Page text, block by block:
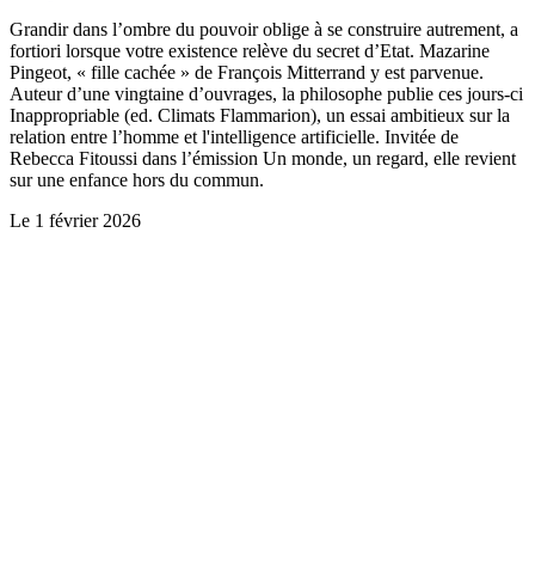
Grandir dans l’ombre du pouvoir oblige à se construire autrement, a
fortiori lorsque votre existence relève du secret d’Etat. Mazarine
Pingeot, « fille cachée » de François Mitterrand y est parvenue.
Auteur d’une vingtaine d’ouvrages, la philosophe publie ces jours-ci
Inappropriable (ed. Climats Flammarion), un essai ambitieux sur la
relation entre l’homme et l'intelligence artificielle. Invitée de
Rebecca Fitoussi dans l’émission Un monde, un regard, elle revient
sur une enfance hors du commun.
Le 1 février 2026